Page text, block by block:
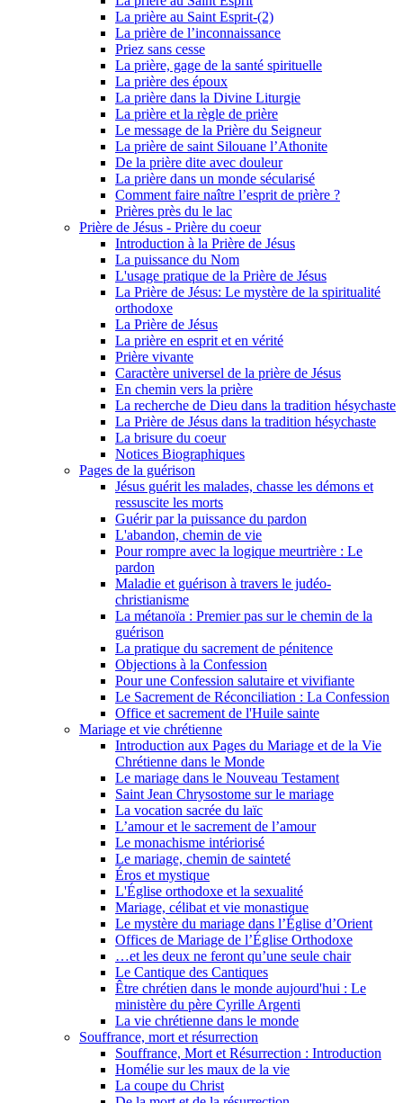
La prière au Saint Esprit-(2)
La prière de l’inconnaissance
Priez sans cesse
La prière, gage de la santé spirituelle
La prière des époux
La prière dans la Divine Liturgie
La prière et la règle de prière
Le message de la Prière du Seigneur
La prière de saint Silouane l’Athonite
De la prière dite avec douleur
La prière dans un monde sécularisé
Comment faire naître l’esprit de prière ?
Prières près du le lac
Prière de Jésus - Prière du coeur
Introduction à la Prière de Jésus
La puissance du Nom
L'usage pratique de la Prière de Jésus
La Prière de Jésus: Le mystère de la spiritualité
orthodoxe
La Prière de Jésus
La prière en esprit et en vérité
Prière vivante
Caractère universel de la prière de Jésus
En chemin vers la prière
La recherche de Dieu dans la tradition hésychaste
La Prière de Jésus dans la tradition hésychaste
La brisure du coeur
Notices Biographiques
Pages de la guérison
Jésus guérit les malades, chasse les démons et
ressuscite les morts
Guérir par la puissance du pardon
L'abandon, chemin de vie
Pour rompre avec la logique meurtrière : Le
pardon
Maladie et guérison à travers le judéo-
christianisme
La métanoïa : Premier pas sur le chemin de la
guérison
La pratique du sacrement de pénitence
Objections à la Confession
Pour une Confession salutaire et vivifiante
Le Sacrement de Réconciliation : La Confession
Office et sacrement de l'Huile sainte
Mariage et vie chrétienne
Introduction aux Pages du Mariage et de la Vie
Chrétienne dans le Monde
Le mariage dans le Nouveau Testament
Saint Jean Chrysostome sur le mariage
La vocation sacrée du laïc
L’amour et le sacrement de l’amour
Le monachisme intériorisé
Le mariage, chemin de sainteté
Éros et mystique
L'Église orthodoxe et la sexualité
Mariage, célibat et vie monastique
Le mystère du mariage dans l’Église d’Orient
Offices de Mariage de l’Église Orthodoxe
…et les deux ne feront qu’une seule chair
Le Cantique des Cantiques
Être chrétien dans le monde aujourd'hui : Le
ministère du père Cyrille Argenti
La vie chrétienne dans le monde
Souffrance, mort et résurrection
Souffrance, Mort et Résurrection : Introduction
Homélie sur les maux de la vie
La coupe du Christ